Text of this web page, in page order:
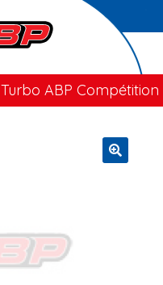
Turbo ABP Compétition